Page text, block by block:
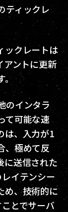
ティックレ
ックレートは
アントに更新
。
のインタラ
て可能な速
は、入力が1
、極めて反
に送信された
イテンシー
め、技術的に
とでサーバ